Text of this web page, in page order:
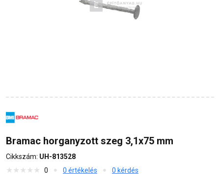
Bramac horganyzott szeg 3,1x75 mm
Cikkszám: UH-813528
0
0 értékelés 0 kérdés